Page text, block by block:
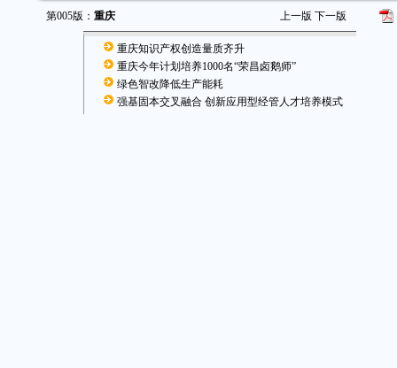
第005版： 重庆 上一版 下一版
重庆知识产权创造量质齐升
重庆今年计划培养1000名“荣昌卤鹅师”
绿色智改降低生产能耗
强基固本交叉融合 创新应用型经管人才培养模式